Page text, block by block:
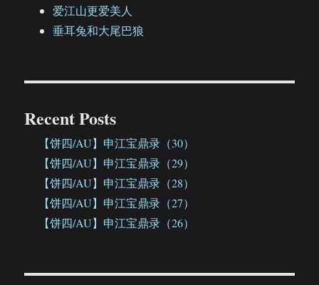
爱江山更爱美人
垂耳兔和大尾巴狼
Recent Posts
【饼四/AU】申江宝鼎录（30）
【饼四/AU】申江宝鼎录（29）
【饼四/AU】申江宝鼎录（28）
【饼四/AU】申江宝鼎录（27）
【饼四/AU】申江宝鼎录（26）